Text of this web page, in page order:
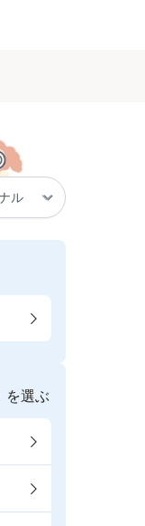
を選ぶ